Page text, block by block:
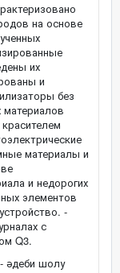
на основе
их
и
без
материалы и
и недорогих
элементов
-
с
Q3.
- әдеби шолу